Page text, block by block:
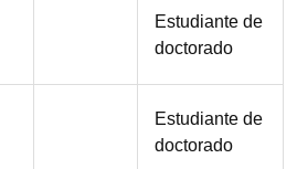
Función
Estudiante de
doctorado
Función
Estudiante de
doctorado